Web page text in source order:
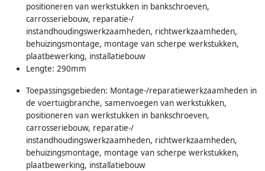
positioneren van werkstukken in bankschroeven,
carrosseriebouw, reparatie-/
instandhoudingswerkzaamheden, richtwerkzaamheden,
behuizingsmontage, montage van scherpe werkstukken,
plaatbewerking, installatiebouw
Lengte: 290mm
Toepassingsgebieden: Montage-/reparatiewerkzaamheden in
de voertuigbranche, samenvoegen van werkstukken,
positioneren van werkstukken in bankschroeven,
carrosseriebouw, reparatie-/
instandhoudingswerkzaamheden, richtwerkzaamheden,
behuizingsmontage, montage van scherpe werkstukken,
plaatbewerking, installatiebouw